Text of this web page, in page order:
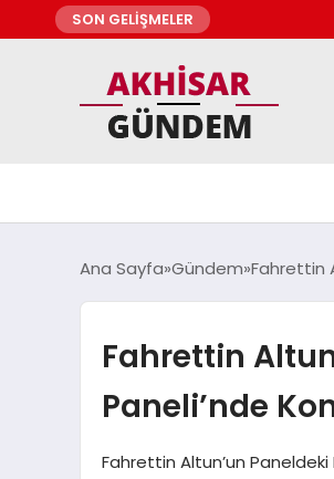
SON GELİŞMELER
Ana Sayfa Gündem Fahrettin
Fahrettin
Paneli’nde
Fahrettin Altun’un Paneldeki